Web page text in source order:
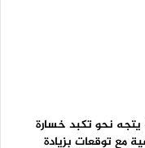
يتجه نحو تكبد خسارة
مع توقعات بزيادة